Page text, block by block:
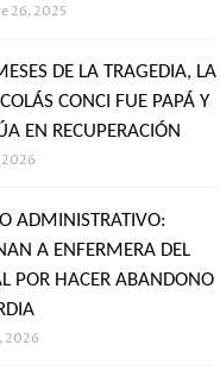
26, 2025
DE LA TRAGEDIA, LA
CONCI FUE PAPÁ Y
EN RECUPERACIÓN
2026
ADMINISTRATIVO:
A ENFERMERA DEL
POR HACER ABANDONO
2026